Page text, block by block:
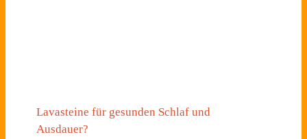
Lavasteine für gesunden Schlaf und
Ausdauer?